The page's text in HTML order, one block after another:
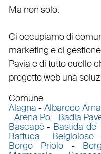
Ma non solo.
Ci occupiamo di
marketing e di
Pavia e di tutto quello
progetto web una
Comune
Alagna -Albaredo
- Arena Po - Badia
Bascapè- Bastida de'
Battuda - Belgioioso-
Borgo Priolo-